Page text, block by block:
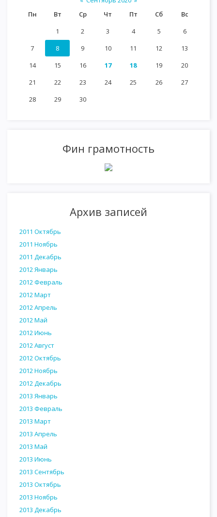
Пн
Вт Ср Чт Пт Сб
Вс
1
2 3 4 5
6
7
8 9 10 11 12
13
14
15 16 17 18 19
20
21
22 23 24 25 26
27
28
29 30
Фин грамотность
Архив записей
2011 Октябрь
2011 Ноябрь
2011 Декабрь
2012 Январь
2012 Февраль
2012 Март
2012 Апрель
2012 Май
2012 Июнь
2012 Август
2012 Октябрь
2012 Ноябрь
2012 Декабрь
2013 Январь
2013 Февраль
2013 Март
2013 Апрель
2013 Май
2013 Июнь
2013 Сентябрь
2013 Октябрь
2013 Ноябрь
2013 Декабрь